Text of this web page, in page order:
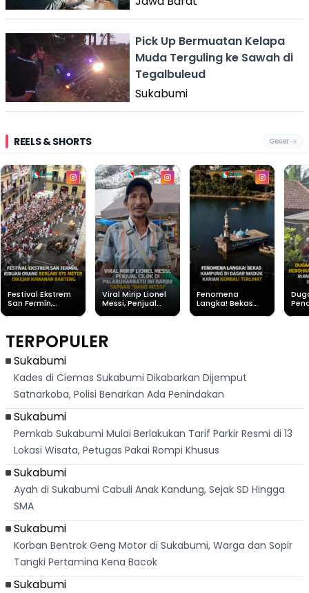
Pick Up Bermuatan Kelapa
Muda Terguling ke Sawah di
Tegalbuleud
Sukabumi
REELS & SHORTS Geser
Festival Ekstrem
San Fermín,
Banteng
Viral Mirip Lionel
Messi, Penjual
"Bang Messi"
Fenomena
Langka! Bekas
TERPOPULER
Sukabumi
Kades di Ciemas Sukabumi Dikabarkan Dijemput
Satnarkoba, Polisi Benarkan Ada Penindakan
Sukabumi
Pemkab Sukabumi Mulai Berlakukan Tarif Parkir Resmi di 13
Lokasi Wisata, Petugas Pakai Rompi Khusus
Sukabumi
Ayah di Sukabumi Cabuli Anak Kandung, Sejak SD Hingga
SMA
Sukabumi
Korban Bentrok Geng Motor di Sukabumi, Warga dan Sopir
Tangki Pertamina Kena Bacok
Sukabumi